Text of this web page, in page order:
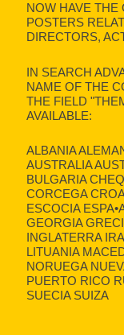
NOW HAVE THE
POSTERS
DIRECTORS,
IN SEARCH
NAME OF THE
THE FIELD
AVAILABLE:
ALBANIA
AUSTRALIA
BULGARIA
CORCEGA
ESCOCIA
GEORGIA
INGLATERRA
LITUANIA
NORUEGA
PUERTO RICO
SUECIA SUIZA